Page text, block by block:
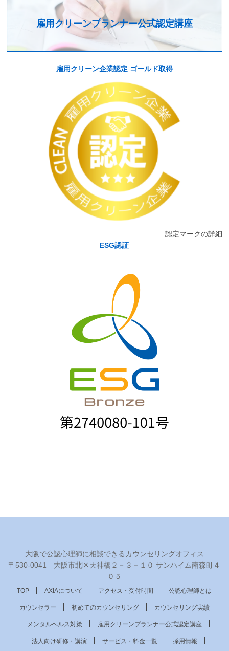
雇用クリーンプランナー公式認定講座
雇用クリーン企業認定 ゴールド取得
認定マークの詳細
ESG認証
大阪で公認心理師に相談できるカウンセリングオフィス
〒530‐0041 大阪市北区天神橋２－３－１０ サンハイム南森町４
０５
TOP AXIAについて アクセス・受付時間 公認心理師とは
カウンセラー 初めてのカウンセリング カウンセリング実績
メンタルヘルス対策 雇用クリーンプランナー公式認定講座
法人向け研修・講演 サービス・料金一覧 採用情報